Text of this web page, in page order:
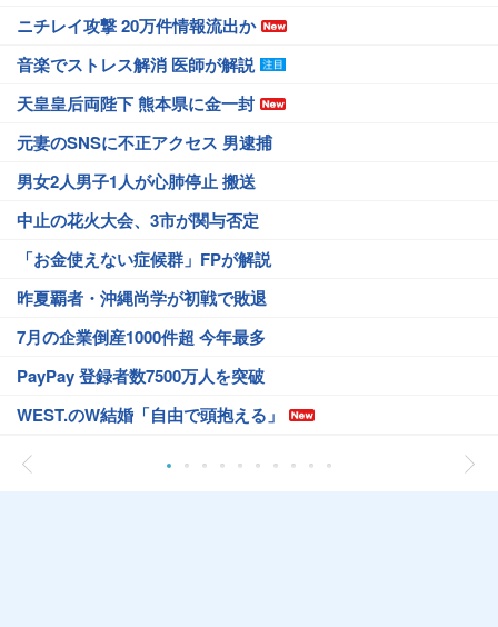
ニチレイ攻撃 20万件情報流出か
音楽でストレス解消 医師が解説
天皇皇后両陛下 熊本県に金一封
元妻のSNSに不正アクセス 男逮捕
男女2人男子1人が心肺停止 搬送
中止の花火大会、3市が関与否定
「お金使えない症候群」FPが解説
昨夏覇者・沖縄尚学が初戦で敗退
7月の企業倒産1000件超 今年最多
PayPay 登録者数7500万人を突破
WEST.のW結婚「自由で頭抱える」